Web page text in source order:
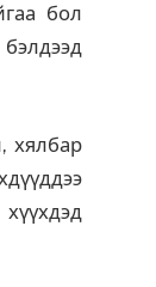
бол
хялбар